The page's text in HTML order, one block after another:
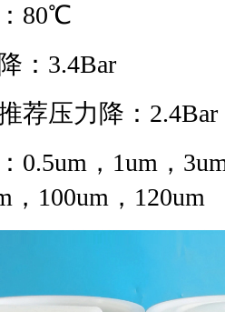
80℃
：3.4Bar
压力降：
，1um，3um
，100um，120um